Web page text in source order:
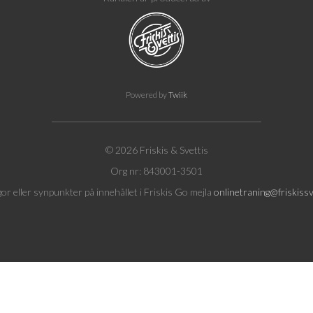
Powered byTwiik
© 2026 Friskis & Svettis
Org nr: 843001-3501
eller synpunkter på innehållet i Friskis Go mejla